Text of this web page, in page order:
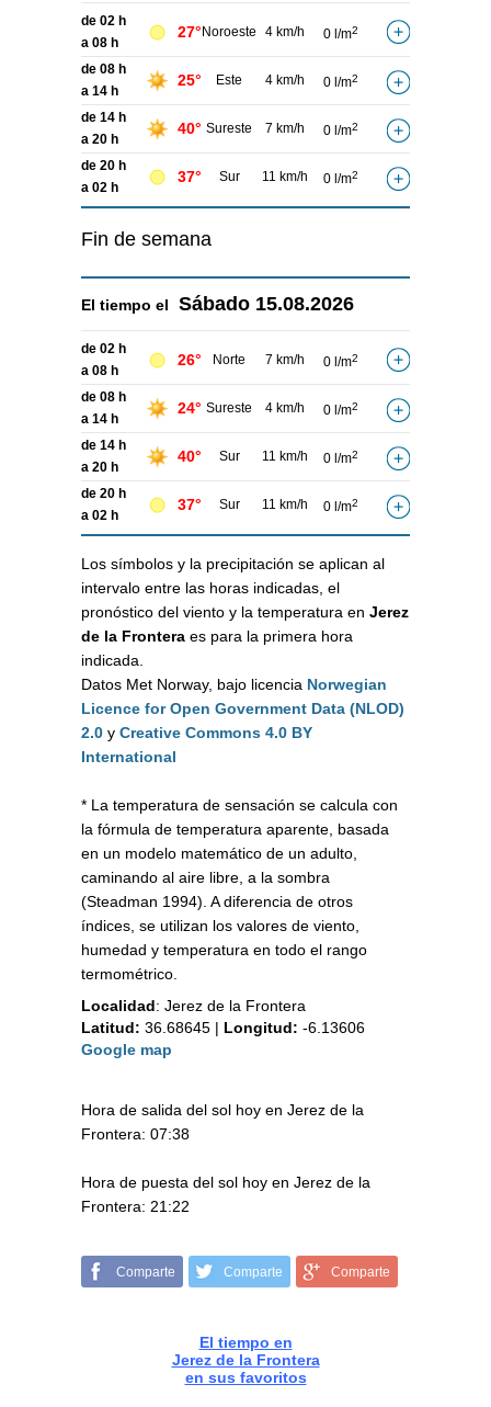
de 02 h
a 08 h
27° Noroeste 4 km/h 0 l/m2
de 08 h
a 14 h
25° Este 4 km/h 0 l/m2
de 14 h
a 20 h
40° Sureste 7 km/h 0 l/m2
de 20 h
a 02 h
37° Sur 11 km/h 0 l/m2
Fin de semana
El tiempo el Sábado 15.08.2026
de 02 h
a 08 h
26° Norte 7 km/h 0 l/m2
de 08 h
a 14 h
24° Sureste 4 km/h 0 l/m2
de 14 h
a 20 h
40° Sur 11 km/h 0 l/m2
de 20 h
a 02 h
37° Sur 11 km/h 0 l/m2
Los símbolos y la precipitación se aplican al
intervalo entre las horas indicadas, el
pronóstico del viento y la temperatura en Jerez
de la Frontera es para la primera hora
indicada.
Datos Met Norway, bajo licencia Norwegian
Licence for Open Government Data (NLOD)
2.0 y Creative Commons 4.0 BY
International
* La temperatura de sensación se calcula con
la fórmula de temperatura aparente, basada
en un modelo matemático de un adulto,
caminando al aire libre, a la sombra
(Steadman 1994). A diferencia de otros
índices, se utilizan los valores de viento,
humedad y temperatura en todo el rango
termométrico.
Localidad: Jerez de la Frontera
Latitud: 36.68645 | Longitud: -6.13606
Google map
Hora de salida del sol hoy en Jerez de la
Frontera: 07:38
Hora de puesta del sol hoy en Jerez de la
Frontera: 21:22
Comparte Comparte Comparte
El tiempo en
Jerez de la Frontera
en sus favoritos